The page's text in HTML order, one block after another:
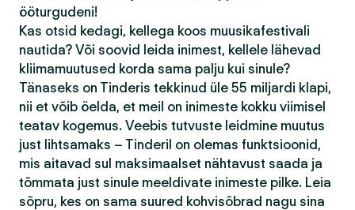
ööturgudeni!
Kas otsid kedagi, kellega koos muusikafestivali
nautida? Või soovid leida inimest, kellele lähevad
kliimamuutused korda sama palju kui sinule?
Tänaseks on Tinderis tekkinud üle 55 miljardi klapi,
nii et võib öelda, et meil on inimeste kokku viimisel
teatav kogemus. Veebis tutvuste leidmine muutus
just lihtsamaks – Tinderil on olemas funktsioonid,
mis aitavad sul maksimaalset nähtavust saada ja
tõmmata just sinule meeldivate inimeste pilke. Leia
sõpru, kes on sama suured kohvisõbrad nagu sina